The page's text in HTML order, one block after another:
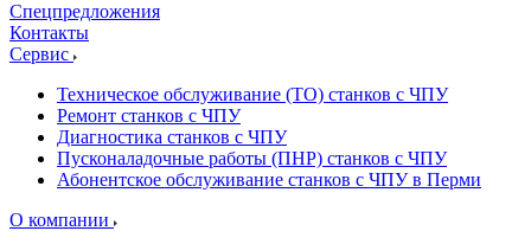
Спецпредложения
Контакты
Сервис
Техническое обслуживание (ТО) станков с ЧПУ
Ремонт станков с ЧПУ
Диагностика станков с ЧПУ
Пусконаладочные работы (ПНР) станков с ЧПУ
Абонентское обслуживание станков с ЧПУ в Перми
О компании